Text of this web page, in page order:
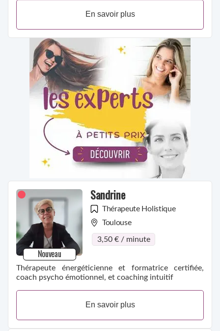
En savoir plus
Nouveau
Sandrine
Thérapeute Holistique
Toulouse
3,50 € / minute
Thérapeute énergéticienne et formatrice certifiée,
coach psycho émotionnel, et coaching intuitif
En savoir plus